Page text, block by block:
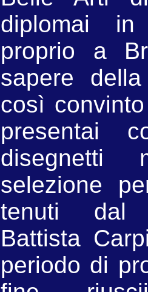
diplomai in
proprio a
sapere
così
presentai
disegnetti
selezione
tenuti dal
Battista
periodo di